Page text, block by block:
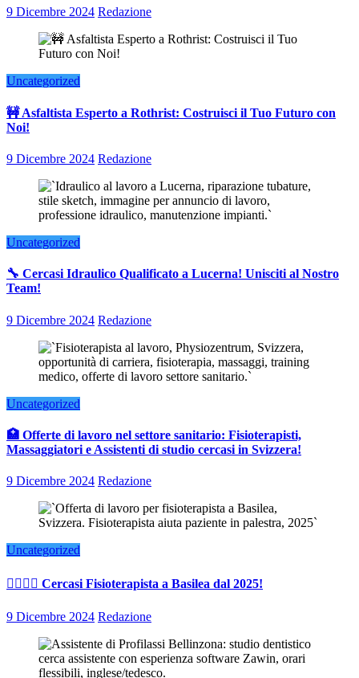
9 Dicembre 2024 Redazione
Uncategorized
🚧 Asfaltista Esperto a Rothrist: Costruisci il Tuo Futuro con
Noi!
9 Dicembre 2024 Redazione
Uncategorized
🔧 Cercasi Idraulico Qualificato a Lucerna! Unisciti al Nostro
Team!
9 Dicembre 2024 Redazione
Uncategorized
🏥 Offerte di lavoro nel settore sanitario: Fisioterapisti,
Massaggiatori e Assistenti di studio cercasi in Svizzera!
9 Dicembre 2024 Redazione
Uncategorized
👨‍⚕️👩‍⚕️ Cercasi Fisioterapista a Basilea dal 2025!
9 Dicembre 2024 Redazione